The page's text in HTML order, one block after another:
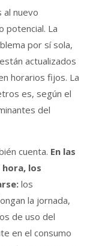
al nuevo
potencial. La
por sí sola,
actualizados
horarios fijos. La
es, según el
del
cuenta. En las
los
los
la jornada,
de uso del
en el consumo